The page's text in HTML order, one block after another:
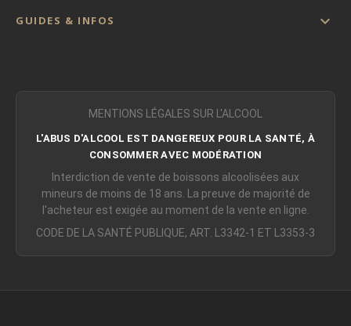
GUIDES & INFOS 
MENTIONS LÉGALES SUR L'ALCOOL
L'ABUS D'ALCOOL EST DANGEREUX POUR LA SANTÉ, À
CONSOMMER AVEC MODÉRATION
Interdiction de vente de boissons alcoolisées aux
mineurs de moins de 18 ans. La preuve de majorité de
l'acheteur est exigée au moment de la vente en ligne.
CODE DE LA SANTÉ PUBLIQUE, ART. L3342-1 ET L3353-3